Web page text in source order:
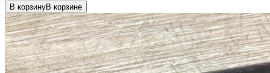
В корзинуВ корзине